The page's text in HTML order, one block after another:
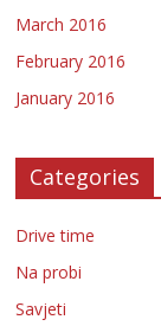
March 2016
February 2016
January 2016
Categories
Drive time
Na probi
Savjeti